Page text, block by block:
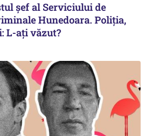
șef al Serviciului de
Hunedoara. Poliția,
L-ați văzut?